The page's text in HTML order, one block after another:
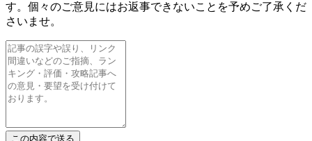
す。個々のご意見にはお返事できないことを予めご了承くだ
さいませ。